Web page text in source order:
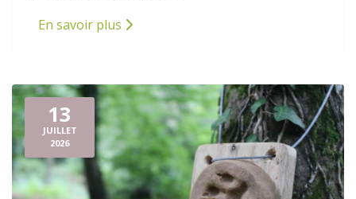
En savoir plus
13
JUILLET
2026